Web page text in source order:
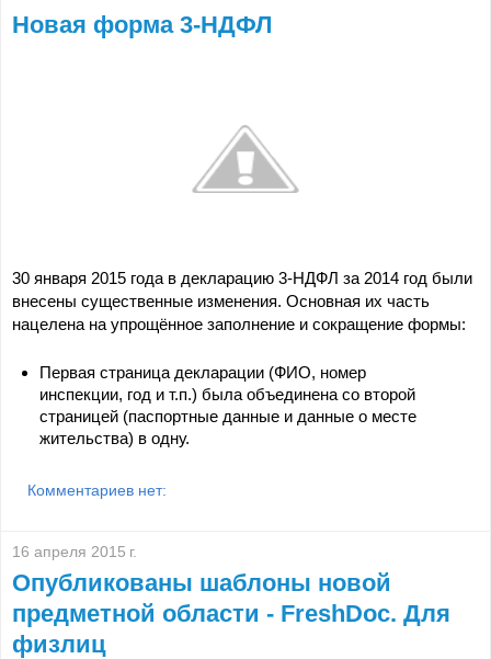
Новая форма 3-НДФЛ
30 января 2015 года в декларацию 3-НДФЛ за 2014 год были
внесены существенные изменения. Основная их часть
нацелена на упрощённое заполнение и сокращение формы:
Первая страница декларации (ФИО, номер
инспекции, год и т.п.) была объединена со второй
страницей (паспортные данные и данные о месте
жительства) в одну.
Комментариев нет:
16 апреля 2015 г.
Опубликованы шаблоны новой
предметной области - FreshDoc. Для
физлиц